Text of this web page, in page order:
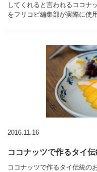
してくれると言われるココナ
をフリコピ編集部が実際に使
2016.11.16
ココナッツで作るタイ
ココナッツで作るタイ伝統の